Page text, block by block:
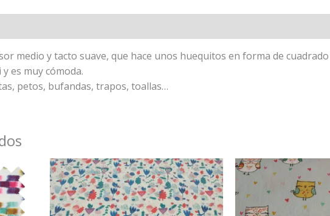
medio y tacto suave, que hace unos huequitos en forma de
es muy cómoda.
petos, bufandas, trapos, toallas…